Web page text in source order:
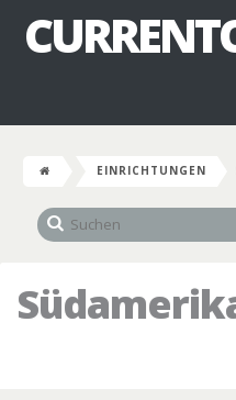
EINRICHTUNGEN